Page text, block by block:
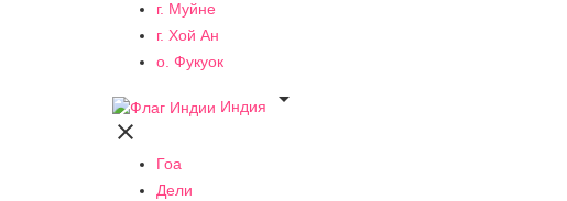
г. Муйне
г. Хой Ан
о. Фукуок
Индия


Гоа
Дели